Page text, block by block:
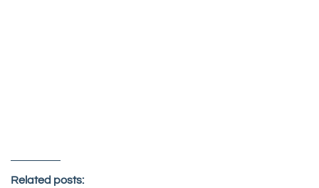
Related posts: